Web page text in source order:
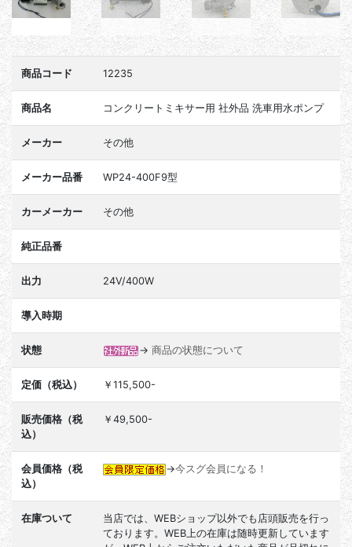
商品コード 12235
商品名 コンクリートミキサー用 社外品 洗車用水ポンプ
メーカー その他
メーカー品番 WP24-400F9型
カーメーカー その他
純正品番
出力 24V/400W
導入時期
状態 → 商品の状態について
定価（税込） ￥115,500-
販売価格（税
込）
￥49,500-
会員価格（税
込）
→今スグ会員になる！
在庫ついて
当店では、WEBショップ以外でも店頭販売を行っ
ております。WEB上の在庫は随時更新しています